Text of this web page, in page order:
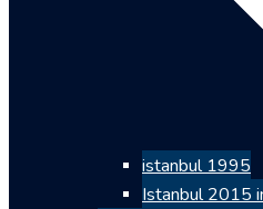
istanbul 1995
Istanbul 2015